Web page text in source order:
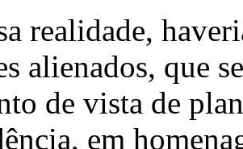
realidade,
alienados, que
de vista de
em